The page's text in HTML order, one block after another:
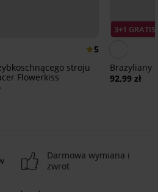
5
stroju
Flowerkiss
3+1 GRATIS
Brazyliany
92,99 zł
Darmowa wymiana i
zwrot